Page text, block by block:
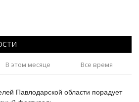
В этом месяце Все время
Павлодарской области порадует